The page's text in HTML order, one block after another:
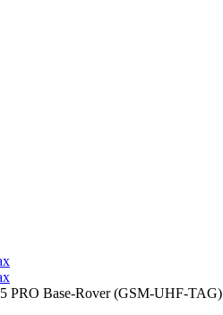
PRO Base-Rover (GSM-UHF-TAG)